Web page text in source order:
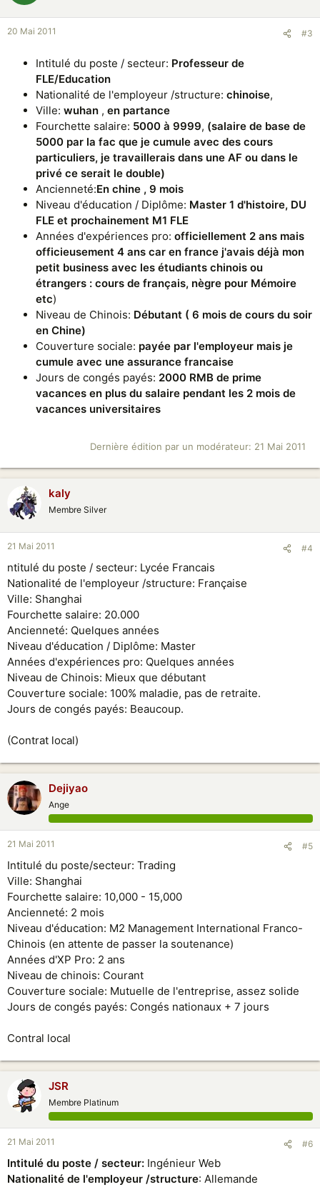
20 Mai 2011 #3
Intitulé du poste / secteur: Professeur de
FLE/Education
Nationalité de l'employeur /structure: chinoise,
Ville: wuhan , en partance
Fourchette salaire: 5000 à 9999, (salaire de base de
5000 par la fac que je cumule avec des cours
particuliers, je travaillerais dans une AF ou dans le
privé ce serait le double)
Ancienneté:En chine , 9 mois
Niveau d'éducation / Diplôme: Master 1 d'histoire, DU
FLE et prochainement M1 FLE
Années d'expériences pro: officiellement 2 ans mais
officieusement 4 ans car en france j'avais déjà mon
petit business avec les étudiants chinois ou
étrangers : cours de français, nègre pour Mémoire
etc)
Niveau de Chinois: Débutant ( 6 mois de cours du soir
en Chine)
Couverture sociale: payée par l'employeur mais je
cumule avec une assurance francaise
Jours de congés payés: 2000 RMB de prime
vacances en plus du salaire pendant les 2 mois de
vacances universitaires
Dernière édition par un modérateur: 21 Mai 2011
kaly
Membre Silver
21 Mai 2011 #4
ntitulé du poste / secteur: Lycée Francais
Nationalité de l'employeur /structure: Française
Ville: Shanghai
Fourchette salaire: 20.000
Ancienneté: Quelques années
Niveau d'éducation / Diplôme: Master
Années d'expériences pro: Quelques années
Niveau de Chinois: Mieux que débutant
Couverture sociale: 100% maladie, pas de retraite.
Jours de congés payés: Beaucoup.
(Contrat local)
Dejiyao
Ange
21 Mai 2011 #5
Intitulé du poste/secteur: Trading
Ville: Shanghai
Fourchette salaire: 10,000 - 15,000
Ancienneté: 2 mois
Niveau d'éducation: M2 Management International Franco-
Chinois (en attente de passer la soutenance)
Années d'XP Pro: 2 ans
Niveau de chinois: Courant
Couverture sociale: Mutuelle de l'entreprise, assez solide
Jours de congés payés: Congés nationaux + 7 jours
Contral local
JSR
Membre Platinum
21 Mai 2011 #6
Intitulé du poste / secteur: Ingénieur Web
Nationalité de l'employeur /structure: Allemande